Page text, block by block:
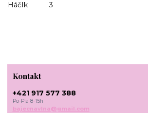
HáčIk
3
Kontakt
+421 917 577 388
Po-Pia 8-15h
bajecnavlna@gmail.com